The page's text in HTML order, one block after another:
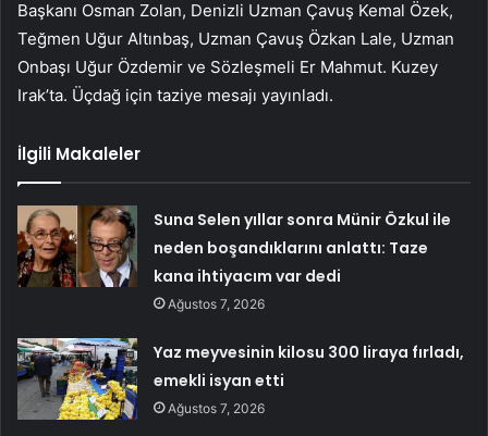
Başkanı Osman Zolan, Denizli Uzman Çavuş Kemal Özek,
Teğmen Uğur Altınbaş, Uzman Çavuş Özkan Lale, Uzman
Onbaşı Uğur Özdemir ve Sözleşmeli Er Mahmut. Kuzey
Irak’ta. Üçdağ için taziye mesajı yayınladı.
İlgili Makaleler
Suna Selen yıllar sonra Münir Özkul ile
neden boşandıklarını anlattı: Taze
kana ihtiyacım var dedi
Ağustos 7, 2026
Yaz meyvesinin kilosu 300 liraya fırladı,
emekli isyan etti
Ağustos 7, 2026